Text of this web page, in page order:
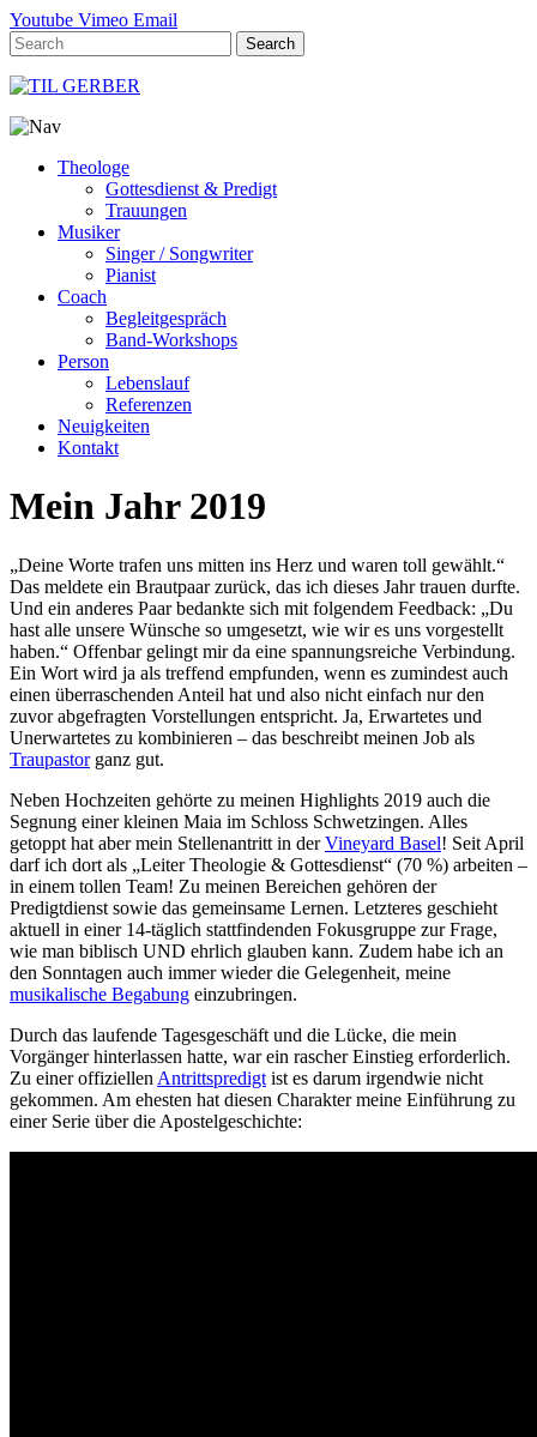
Youtube Vimeo Email
Theologe
Gottesdienst & Predigt
Trauungen
Musiker
Singer / Songwriter
Pianist
Coach
Begleitgespräch
Band-Workshops
Person
Lebenslauf
Referenzen
Neuigkeiten
Kontakt
Mein Jahr 2019
„Deine Worte trafen uns mitten ins Herz und waren toll gewählt.“
Das meldete ein Brautpaar zurück, das ich dieses Jahr trauen durfte.
Und ein anderes Paar bedankte sich mit folgendem Feedback: „Du
hast alle unsere Wünsche so umgesetzt, wie wir es uns vorgestellt
haben.“ Offenbar gelingt mir da eine spannungsreiche Verbindung.
Ein Wort wird ja als treffend empfunden, wenn es zumindest auch
einen überraschenden Anteil hat und also nicht einfach nur den
zuvor abgefragten Vorstellungen entspricht. Ja, Erwartetes und
Unerwartetes zu kombinieren – das beschreibt meinen Job als
Traupastorganz gut.
Neben Hochzeiten gehörte zu meinen Highlights 2019 auch die
Segnung einer kleinen Maia im Schloss Schwetzingen. Alles
getoppt hat aber mein Stellenantritt in derVineyard Basel! Seit April
darf ich dort als „Leiter Theologie & Gottesdienst“ (70 %) arbeiten –
in einem tollen Team! Zu meinen Bereichen gehören der
Predigtdienst sowie das gemeinsame Lernen. Letzteres geschieht
aktuell in einer 14-täglich stattfindenden Fokusgruppe zur Frage,
wie man biblisch UND ehrlich glauben kann. Zudem habe ich an
den Sonntagen auch immer wieder die Gelegenheit, meine
musikalische Begabung einzubringen.
Durch das laufende Tagesgeschäft und die Lücke, die mein
Vorgänger hinterlassen hatte, war ein rascher Einstieg erforderlich.
Zu einer offiziellen Antrittspredigt ist es darum irgendwie nicht
gekommen. Am ehesten hat diesen Charakter meine Einführung zu
einer Serie über die Apostelgeschichte: